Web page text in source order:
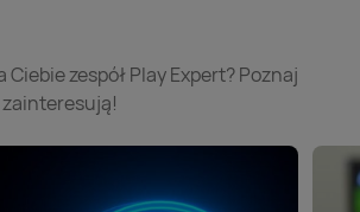
Ciebie zespół Play Expert? Poznaj
zainteresują!